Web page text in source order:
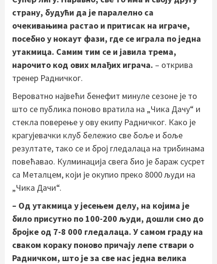
страну, будући да је паралелно са
очекивањима растао и притисак на играче,
посебно у нокаут фази, где се играла по једна
утакмица. Самим тим се и јавила трема,
нарочито код ових млађих играча. – открива
тренер Радничког.
Вероватно највећи бенефит минуле сезоне је то
што се публика поново вратила на „Чика Дачу“ и
стекла поверење у ову екипу Радничког. Како је
крагујевачки клуб бележио све боље и боље
резултате, тако се и број гледалаца на трибинама
повећавао. Кулминација свега био је бараж сусрет
са Металцем, који је окупио преко 8000 људи на
„Чика Дачи“.
– Од утакмица у јесењем делу, на којима је
било присутно по 100-200 људи, дошли смо до
бројке од 7-8 000 гледалаца. У самом граду на
сваком кораку поново причају лепе ствари о
Радничком, што је за све нас једна велика